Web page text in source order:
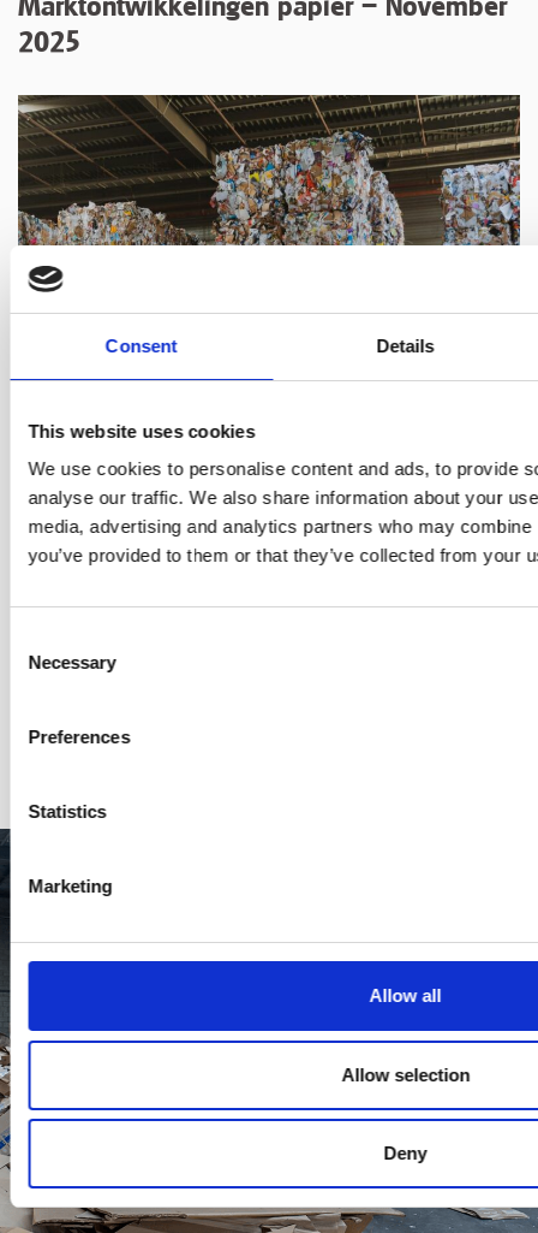
Consent Details
This website uses cookies
We use cookies to personalise content and ads, to provide
analyse our traffic. We also share information about your
media, advertising and analytics partners who may
you’ve provided to them or that they’ve collected from your
Selection
Necessary
Preferences
Statistics
Marketing
Allow all
Allow selection
Deny
2025
Marktontwikkelingen papier – Oktober